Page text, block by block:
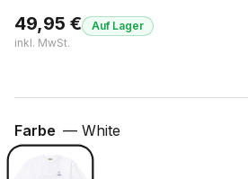
49,95 €
inkl. MwSt.
Auf Lager
Farbe — White